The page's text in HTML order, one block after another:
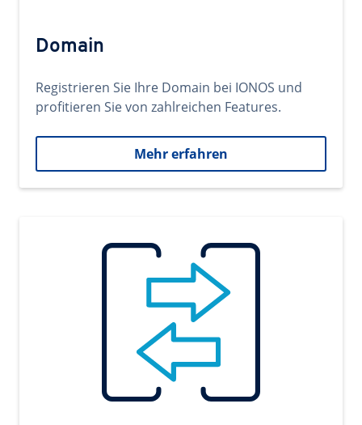
Domain
Registrieren Sie Ihre Domain bei IONOS und
profitieren Sie von zahlreichen Features.
Mehr erfahren